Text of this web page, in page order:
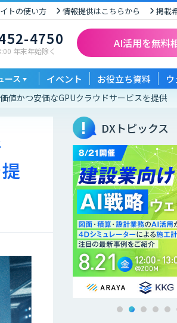
トの使い方 情報提供はこちらから 掲載
4750
年末年始除く
AI活用を無料
ース イベント お役立ち資料
値かつ安価なGPUクラウドサービスを提供
DXトピックス